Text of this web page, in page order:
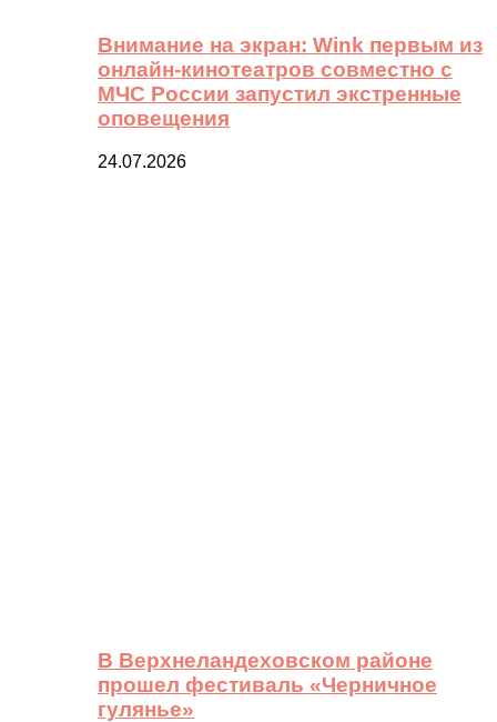
Внимание на экран: Wink первым из
онлайн-кинотеатров совместно с
МЧС России запустил экстренные
оповещения
24.07.2026
В Верхнеландеховском районе
прошел фестиваль «Черничное
гулянье»